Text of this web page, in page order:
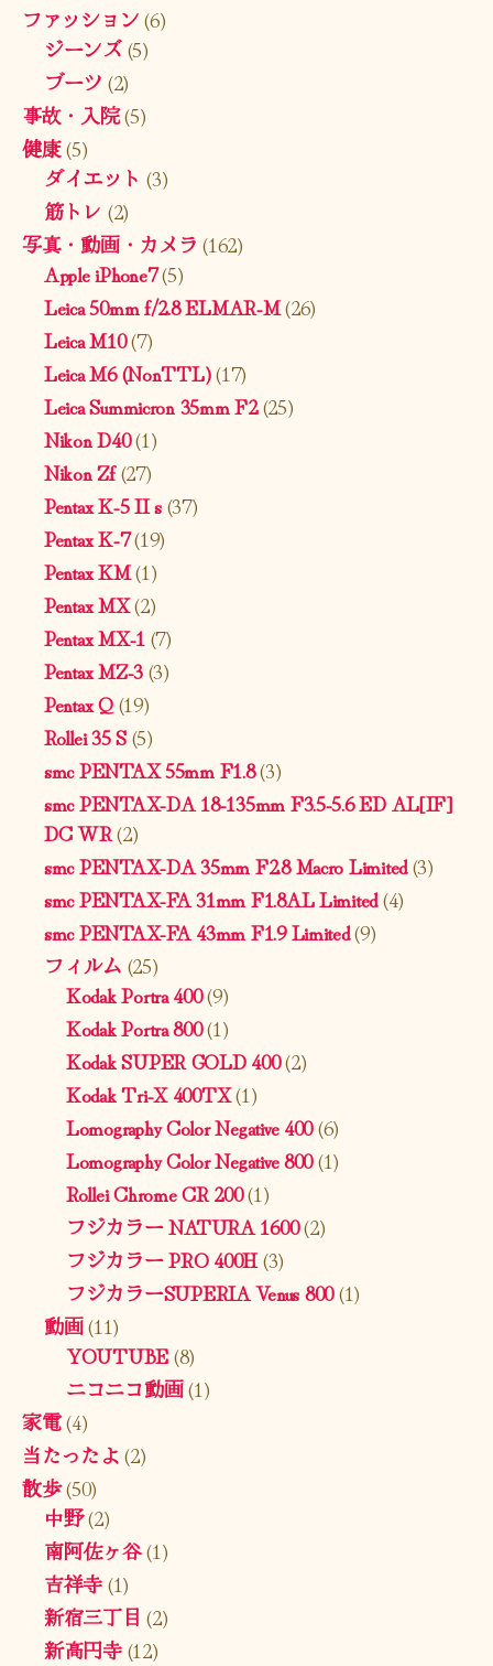
ファッション(6)
ジーンズ(5)
ブーツ (2)
事故・入院(5)
健康(5)
ダイエット (3)
筋トレ (2)
写真・動画・カメラ (162)
Apple iPhone7(5)
Leica 50mm f/2.8 ELMAR-M(26)
Leica M10(7)
Leica M6 (NonTTL)(17)
Leica Summicron 35mm F2(25)
Nikon D40(1)
Nikon Zf(27)
Pentax K-5 II s(37)
Pentax K-7(19)
Pentax KM(1)
Pentax MX(2)
Pentax MX-1 (7)
Pentax MZ-3(3)
Pentax Q(19)
Rollei 35 S(5)
smc PENTAX 55mm F1.8(3)
smc PENTAX-DA 18-135mm F3.5-5.6 ED AL[IF]
DC WR(2)
smc PENTAX-DA 35mm F2.8 Macro Limited(3)
smc PENTAX-FA 31mm F1.8AL Limited(4)
smc PENTAX-FA 43mm F1.9 Limited(9)
フィルム (25)
Kodak Portra 400(9)
Kodak Portra 800(1)
Kodak SUPER GOLD 400(2)
Kodak Tri-X 400TX(1)
Lomography Color Negative 400(6)
Lomography Color Negative 800(1)
Rollei Chrome CR 200(1)
フジカラー NATURA 1600(2)
フジカラー PRO 400H(3)
フジカラーSUPERIA Venus 800(1)
動画(11)
YOUTUBE(8)
ニコニコ動画(1)
家電(4)
当たったよ(2)
散歩(50)
中野(2)
南阿佐ヶ谷(1)
吉祥寺(1)
新宿三丁目 (2)
新高円寺(12)